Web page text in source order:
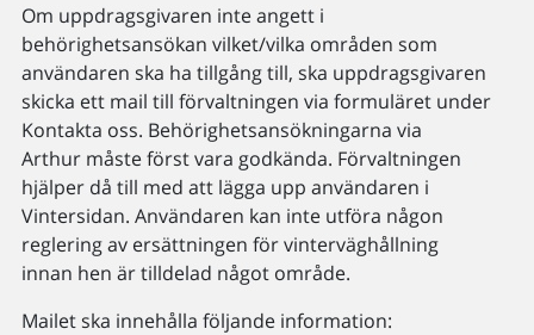
Om uppdragsgivaren inte angett i
behörighetsansökan vilket/vilka områden som
användaren ska ha tillgång till, ska uppdragsgivaren
skicka ett mail till förvaltningen via formuläret under
Kontakta oss. Behörighetsansökningarna via
Arthur måste först vara godkända. Förvaltningen
hjälper då till med att lägga upp användaren i
Vintersidan. Användaren kan inte utföra någon
reglering av ersättningen för vinterväghållning
innan hen är tilldelad något område.
Mailet ska innehålla följande information: